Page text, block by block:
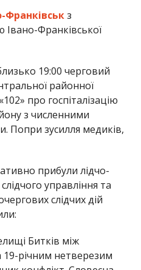
Франківськз
Івано-Франківської
19:00 черговий
районної
про госпіталізацію
з численними
Попри зусилля медиків,
прибули лідчо-
управління та
слідчих дій
Битків між
19-річним нетверезим